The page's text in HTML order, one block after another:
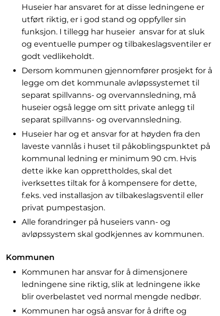
Huseier har ansvaret for at disse ledningene er
utført riktig, er i god stand og oppfyller sin
funksjon. I tillegg har huseier ansvar for at sluk
og eventuelle pumper og tilbakeslagsventiler er
godt vedlikeholdt.
Dersom kommunen gjennomfører prosjekt for å
legge om det kommunale avløpssystemet til
separat spillvanns- og overvannsledning, må
huseier også legge om sitt private anlegg til
separat spillvanns- og overvannsledning.
Huseier har og et ansvar for at høyden fra den
laveste vannlås i huset til påkoblingspunktet på
kommunal ledning er minimum 90 cm. Hvis
dette ikke kan opprettholdes, skal det
iverksettes tiltak for å kompensere for dette,
f.eks. ved installasjon av tilbakeslagsventil eller
privat pumpestasjon.
Alle forandringer på huseiers vann- og
avløpssystem skal godkjennes av kommunen.
Kommunen
Kommunen har ansvar for å dimensjonere
ledningene sine riktig, slik at ledningene ikke
blir overbelastet ved normal mengde nedbør.
Kommunen har også ansvar for å drifte og